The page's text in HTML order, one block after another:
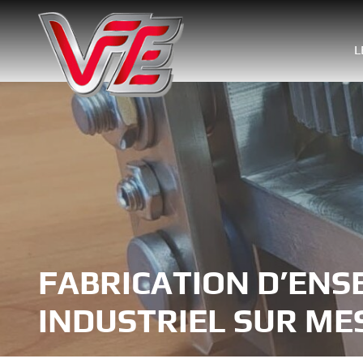
ÉTIQUETTE :ATELIER
FABRICATION
INDUSTRIEL SUR